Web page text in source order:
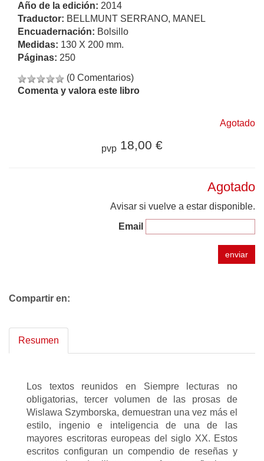
Año de la edición: 2014
Traductor: BELLMUNT SERRANO, MANEL
Encuadernación: Bolsillo
Medidas: 130 X 200 mm.
Páginas: 250
(0 Comentarios)
Comenta y valora este libro
Agotado
pvp 18,00 €
Agotado
Avisar si vuelve a estar disponible.
Email
enviar
Compartir en:
Resumen
Los textos reunidos en Siempre lecturas no
obligatorias, tercer volumen de las prosas de
Wislawa Szymborska, demuestran una vez más el
estilo, ingenio e inteligencia de una de las
mayores escritoras europeas del siglo XX. Estos
escritos configuran un compendio de reseñas y